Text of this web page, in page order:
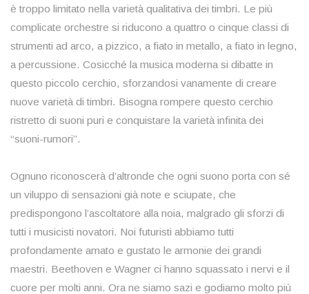
è troppo limitato nella varietà qualitativa dei timbri. Le più
complicate orchestre si riducono a quattro o cinque classi di
strumenti ad arco, a pizzico, a fiato in metallo, a fiato in legno,
a percussione. Cosicché la musica moderna si dibatte in
questo piccolo cerchio, sforzandosi vanamente di creare
nuove varietà di timbri. Bisogna rompere questo cerchio
ristretto di suoni puri e conquistare la varietà infinita dei
“suoni-rumori”.
Ognuno riconoscerà d’altronde che ogni suono porta con sé
un viluppo di sensazioni già note e sciupate, che
predispongono l’ascoltatore alla noia, malgrado gli sforzi di
tutti i musicisti novatori. Noi futuristi abbiamo tutti
profondamente amato e gustato le armonie dei grandi
maestri. Beethoven e Wagner ci hanno squassato i nervi e il
cuore per molti anni. Ora ne siamo sazi e godiamo molto più